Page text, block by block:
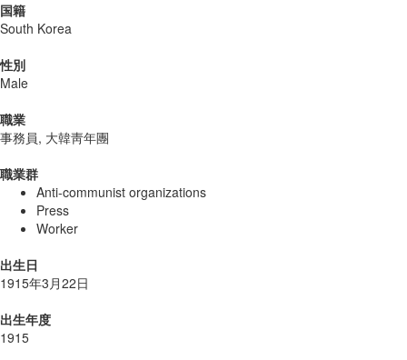
国籍
South Korea
性別
Male
職業
事務員, 大韓靑年團
職業群
Anti-communist organizations
Press
Worker
出生日
1915年3月22日
出生年度
1915